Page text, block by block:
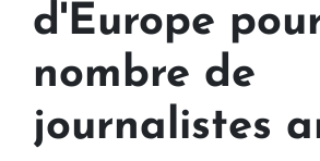
d'Europe
nombre de
journalistes